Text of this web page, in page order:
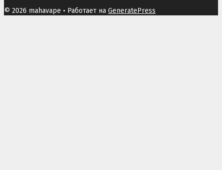
© 2026 mahavape • Работает на GeneratePress